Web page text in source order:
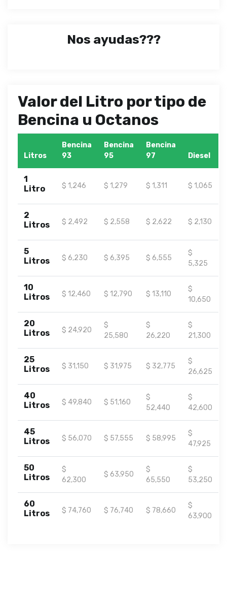
Nos ayudas???
Valor del Litro por tipo de
Bencina u Octanos
Litros
Bencina
93
Bencina
95
Bencina
97
Diesel
1
Litro
$ 1,246 $ 1,279 $ 1,311 $ 1,065
2
Litros
$ 2,492 $ 2,558 $ 2,622 $ 2,130
5
Litros
$ 6,230 $ 6,395 $ 6,555
$
5,325
10
Litros
$ 12,460 $ 12,790 $ 13,110
$
10,650
20
Litros
$ 24,920
$
25,580
$
26,220
$
21,300
25
Litros
$ 31,150 $ 31,975 $ 32,775
$
26,625
40
Litros
$ 49,840 $ 51,160
$
52,440
$
42,600
45
Litros
$ 56,070 $ 57,555 $ 58,995
$
47,925
50
Litros
$
62,300
$ 63,950
$
65,550
$
53,250
60
Litros
$ 74,760 $ 76,740 $ 78,660
$
63,900